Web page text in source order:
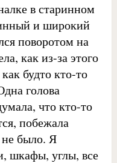
в старинном
и широкий
поворотом на
как из-за этого
будто кто-то
голова
что кто-то
побежала
было. Я
шкафы, углы, все